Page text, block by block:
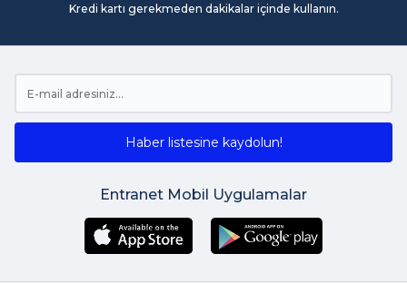
Kredi kartı gerekmeden dakikalar içinde kullanın.
Haber listesine kaydolun!
Entranet Mobil Uygulamalar